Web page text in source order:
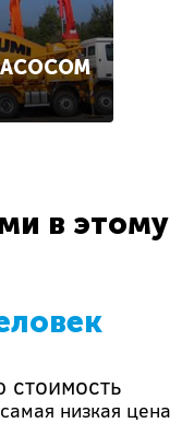
в этому
стоимость
низкая цена